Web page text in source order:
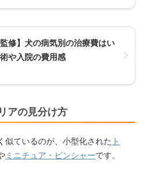
監修】犬の病気別の治療費はい
や入院の費用感
アの見分け方
似ているのが、小型化された ト
ミニチュア・ピンシャーです。